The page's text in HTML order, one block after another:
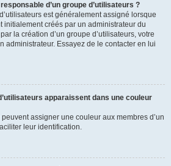
d’un groupe d’utilisateurs ?
est généralement assigné lorsque
initialement créés par un administrateur du
la création d’un groupe d’utilisateurs, votre
administrateur. Essayez de le contacter en lui
apparaissent dans une couleur
assigner une couleur aux membres d’un
leur identification.